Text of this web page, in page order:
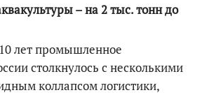
– на 2 тыс. тонн до
лет промышленное
столкнулось с несколькими
коллапсом логистики,